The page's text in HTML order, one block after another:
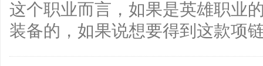
这个职业而言，如果是英雄职业
装备的，如果说想要得到这款项